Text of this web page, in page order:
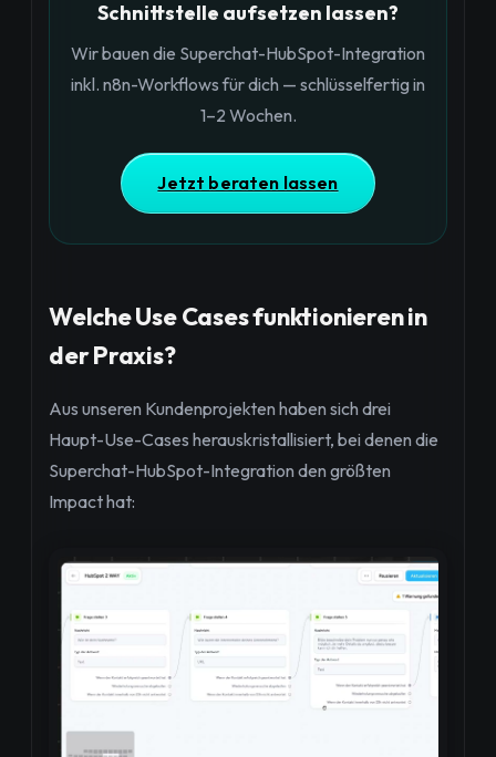
Schnittstelle aufsetzen lassen?
Wir bauen die Superchat-HubSpot-Integration
inkl. n8n-Workflows für dich — schlüsselfertig in
1–2 Wochen.
Jetzt beraten lassen
Welche Use Cases funktionieren in
der Praxis?
Aus unseren Kundenprojekten haben sich drei
Haupt-Use-Cases herauskristallisiert, bei denen die
Superchat-HubSpot-Integration den größten
Impact hat: